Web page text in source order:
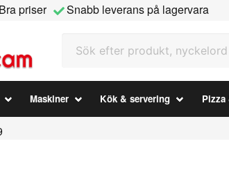
Bra priser
Snabb leverans på lagervara
Maskiner Kök & servering Pizza